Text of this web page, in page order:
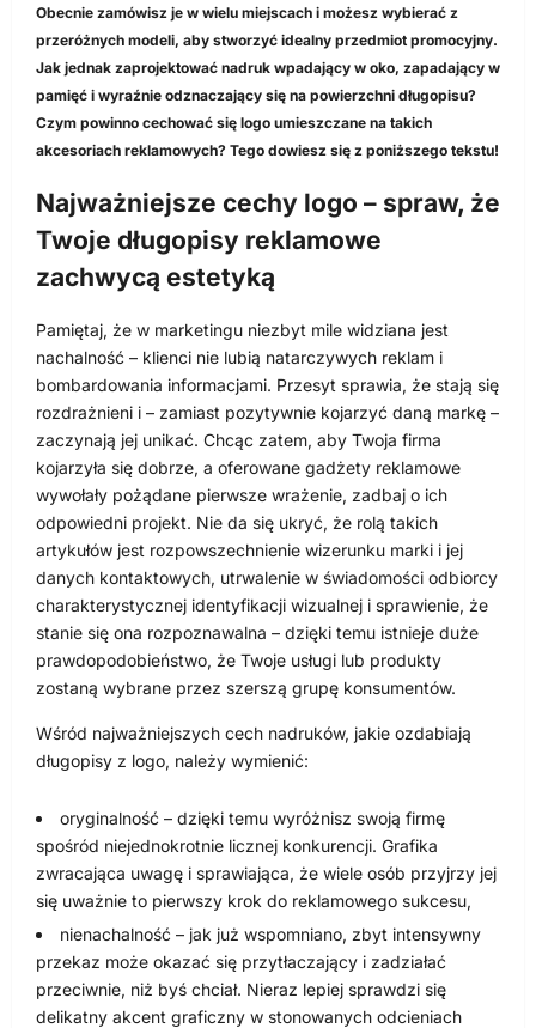
Obecnie zamówisz je w wielu miejscach i możesz wybierać z
przeróżnych modeli, aby stworzyć idealny przedmiot promocyjny.
Jak jednak zaprojektować nadruk wpadający w oko, zapadający w
pamięć i wyraźnie odznaczający się na powierzchni długopisu?
Czym powinno cechować się logo umieszczane na takich
akcesoriach reklamowych? Tego dowiesz się z poniższego tekstu!
Najważniejsze cechy logo – spraw, że
Twoje długopisy reklamowe
zachwycą estetyką
Pamiętaj, że w marketingu niezbyt mile widziana jest
nachalność – klienci nie lubią natarczywych reklam i
bombardowania informacjami. Przesyt sprawia, że stają się
rozdrażnieni i – zamiast pozytywnie kojarzyć daną markę –
zaczynają jej unikać. Chcąc zatem, aby Twoja firma
kojarzyła się dobrze, a oferowane gadżety reklamowe
wywołały pożądane pierwsze wrażenie, zadbaj o ich
odpowiedni projekt. Nie da się ukryć, że rolą takich
artykułów jest rozpowszechnienie wizerunku marki i jej
danych kontaktowych, utrwalenie w świadomości odbiorcy
charakterystycznej identyfikacji wizualnej i sprawienie, że
stanie się ona rozpoznawalna – dzięki temu istnieje duże
prawdopodobieństwo, że Twoje usługi lub produkty
zostaną wybrane przez szerszą grupę konsumentów.
Wśród najważniejszych cech nadruków, jakie ozdabiają
długopisy z logo, należy wymienić:
oryginalność – dzięki temu wyróżnisz swoją firmę
spośród niejednokrotnie licznej konkurencji. Grafika
zwracająca uwagę i sprawiająca, że wiele osób przyjrzy jej
się uważnie to pierwszy krok do reklamowego sukcesu,
nienachalność – jak już wspomniano, zbyt intensywny
przekaz może okazać się przytłaczający i zadziałać
przeciwnie, niż byś chciał. Nieraz lepiej sprawdzi się
delikatny akcent graficzny w stonowanych odcieniach